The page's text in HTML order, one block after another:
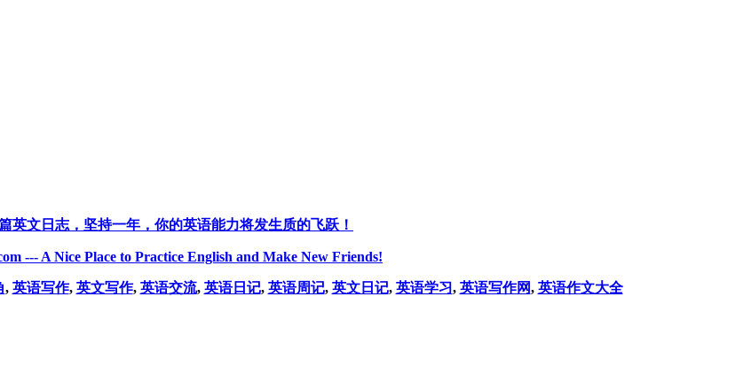
英文日志，坚持一年，你的英语能力将发生质的飞跃！
--- A Nice Place to Practice English and Make New Friends!
, 英语写作, 英文写作, 英语交流, 英语日记, 英语周记, 英文日记, 英语学习, 英语写作网, 英语作文大全